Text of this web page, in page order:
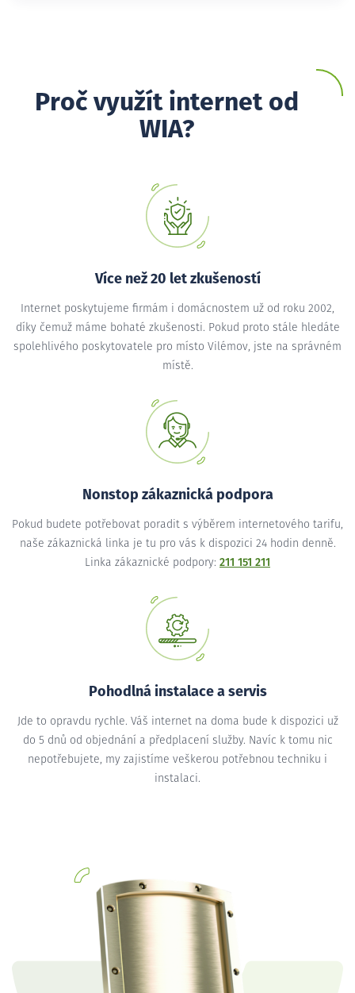
Proč využít internet od
WIA?
Více než 20 let zkušeností
Internet poskytujeme firmám i domácnostem už od roku 2002,
díky čemuž máme bohaté zkušenosti. Pokud proto stále hledáte
spolehlivého poskytovatele pro místo Vilémov, jste na správném
místě.
Nonstop zákaznická podpora
Pokud budete potřebovat poradit s výběrem internetového tarifu,
naše zákaznická linka je tu pro vás k dispozici 24 hodin denně.
Linka zákaznické podpory: 211 151 211
Pohodlná instalace a servis
Jde to opravdu rychle. Váš internet na doma bude k dispozici už
do 5 dnů od objednání a předplacení služby. Navíc k tomu nic
nepotřebujete, my zajistíme veškerou potřebnou techniku i
instalaci.